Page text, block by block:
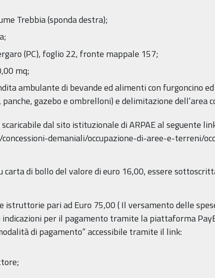
Trebbia (sponda destra);
(PC), foglio 22, fronte mappale 157;
mq;
ambulante di bevande ed alimenti con furgoncino
gazebo e ombrelloni) e delimitazione dell’area
dal sito istituzionale di ARPAE al seguente
demaniali/occupazione-di-aree-e-terreni/
di bollo del valore di euro 16,00, essere
istruttorie pari ad Euro 75,00 ( Il versamento delle
per il pagamento tramite la piattaforma
di pagamento” accessibile tramite il link: